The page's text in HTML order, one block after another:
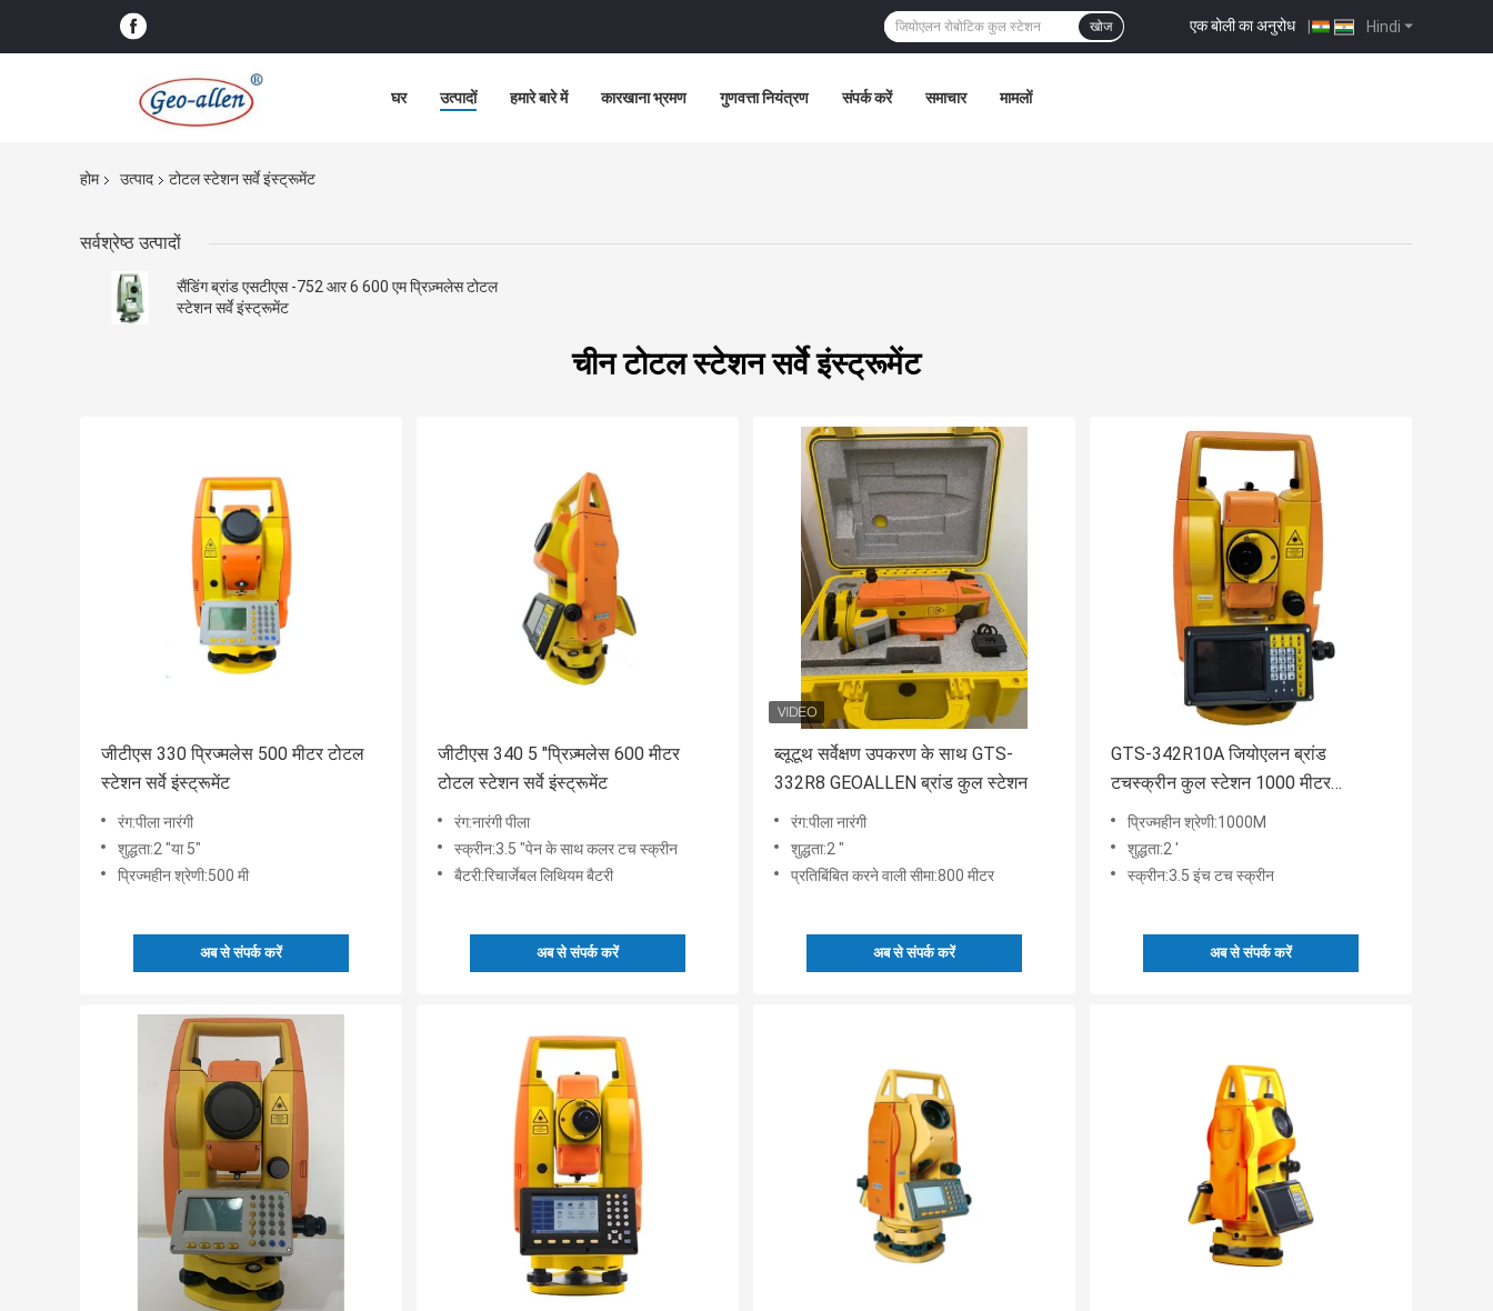
Hindi
एक बोली का अनुरोध |
खोज
घर उत्पादों हमारे बारे में कारखाना भ्रमण गुणवत्ता नियंत्रण संपर्क करें समाचार मामलों
होम उत्पाद टोटल स्टेशन सर्वे इंस्ट्रूमेंट
सर्वश्रेष्ठ उत्पादों
सैंडिंग ब्रांड एसटीएस -752 आर 6 600 एम प्रिज़्मलेस टोटल
स्टेशन सर्वे इंस्ट्रूमेंट
चीन टोटल स्टेशन सर्वे इंस्ट्रूमेंट
जीटीएस 330 प्रिज्मलेस 500 मीटर टोटल
स्टेशन सर्वे इंस्ट्रूमेंट
रंग:पीला नारंगी
शुद्धता:2 "या 5"
प्रिज्महीन श्रेणी:500 मी
अब से संपर्क करें
जीटीएस 340 5 "प्रिज़्मलेस 600 मीटर
टोटल स्टेशन सर्वे इंस्ट्रूमेंट
रंग:नारंगी पीला
स्क्रीन:3.5 "पेन के साथ कलर टच स्क्रीन
बैटरी:रिचार्जेबल लिथियम बैटरी
अब से संपर्क करें
ब्लूटूथ सर्वेक्षण उपकरण के साथ GTS-
332R8 GEOALLEN ब्रांड कुल स्टेशन
रंग:पीला नारंगी
शुद्धता:2 "
प्रतिबिंबित करने वाली सीमा:800 मीटर
अब से संपर्क करें
GTS-342R10A जियोएलन ब्रांड
टचस्क्रीन कुल स्टेशन 1000 मीटर
प्रिज्मलेस के साथ
प्रिज्महीन श्रेणी:1000M
शुद्धता:2 '
स्क्रीन:3.5 इंच टच स्क्रीन
अब से संपर्क करें